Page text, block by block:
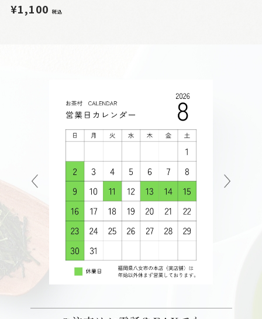
¥1,100税込